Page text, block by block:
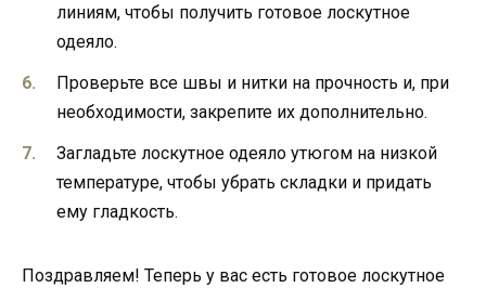
линиям, чтобы получить готовое лоскутное
одеяло.
Проверьте все швы и нитки на прочность и, при
необходимости, закрепите их дополнительно.
Загладьте лоскутное одеяло утюгом на низкой
температуре, чтобы убрать складки и придать
ему гладкость.
Поздравляем! Теперь у вас есть готовое лоскутное